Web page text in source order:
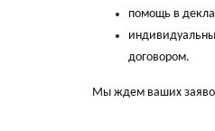
помощь в
договором.
Мы ждем ваших